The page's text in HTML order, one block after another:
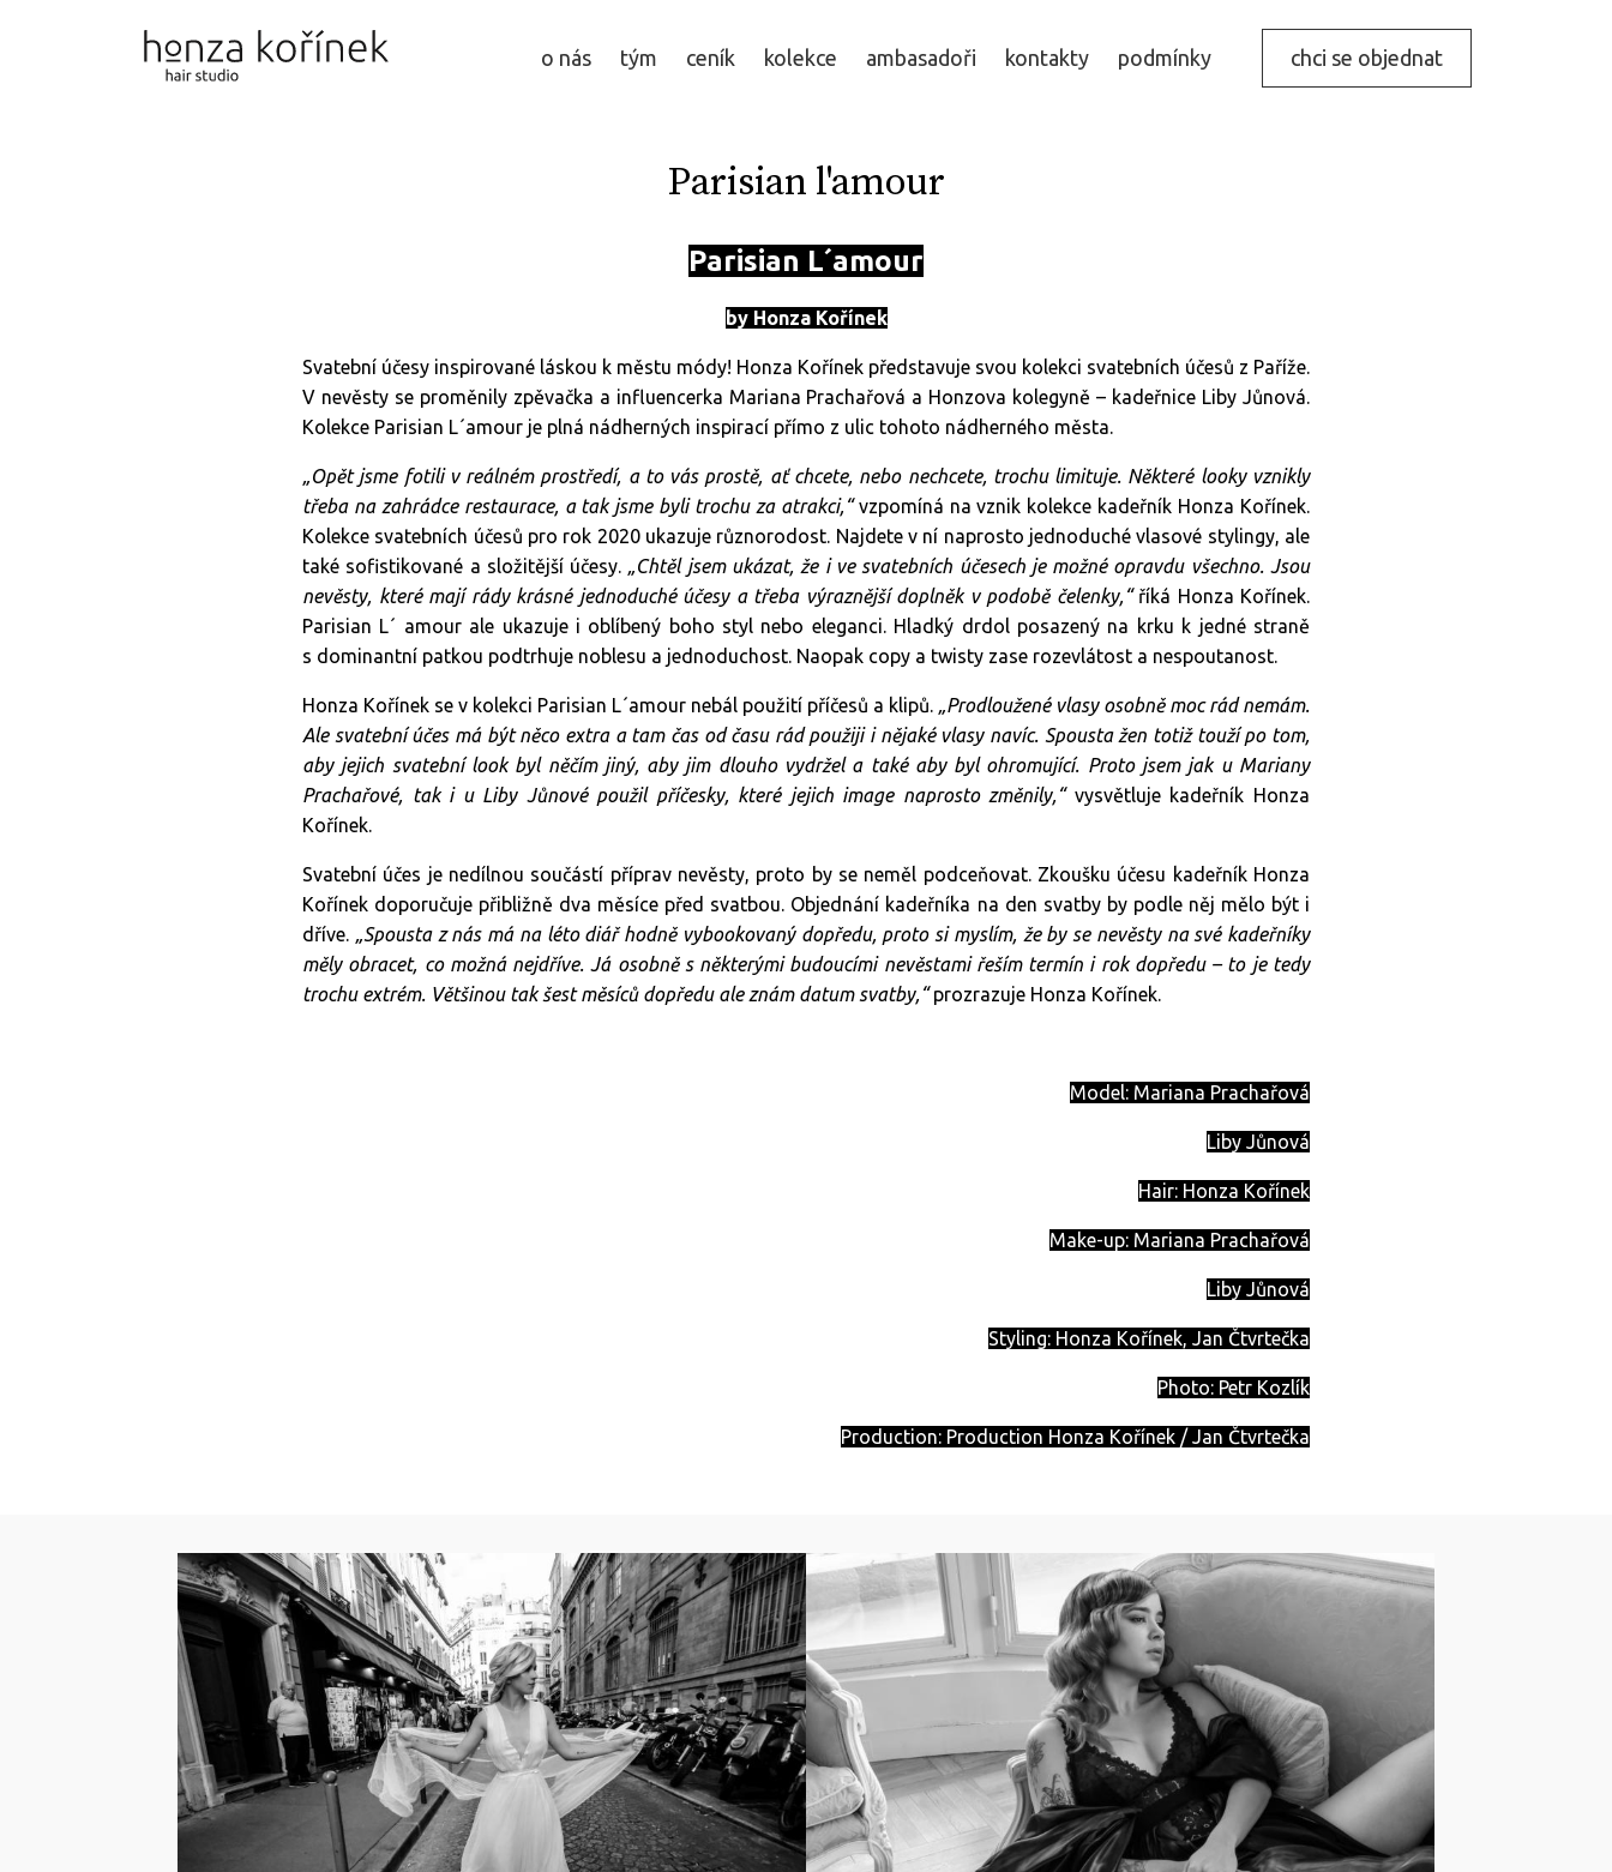
o nás tým ceník kolekce ambasadoři kontakty podmínky chci se objednat
Parisian l'amour
Parisian L´amour
by Honza Kořínek
Svatební účesy inspirované láskou k městu módy! Honza Kořínek představuje svou kolekci svatebních účesů z Paříže.
V nevěsty se proměnily zpěvačka a influencerka Mariana Prachařová a Honzova kolegyně – kadeřnice Liby Jůnová.
Kolekce Parisian L´amour je plná nádherných inspirací přímo z ulic tohoto nádherného města.
„Opět jsme fotili v reálném prostředí, a to vás prostě, ať chcete, nebo nechcete, trochu limituje. Některé looky vznikly
třeba na zahrádce restaurace, a tak jsme byli trochu za atrakci,“vzpomíná na vznik kolekce kadeřník Honza Kořínek.
Kolekce svatebních účesů pro rok 2020 ukazuje různorodost. Najdete v ní naprosto jednoduché vlasové stylingy, ale
také sofistikované a složitější účesy. „Chtěl jsem ukázat, že i ve svatebních účesech je možné opravdu všechno. Jsou
nevěsty, které mají rády krásné jednoduché účesy a třeba výraznější doplněk v podobě čelenky,“říká Honza Kořínek.
Parisian L´ amour ale ukazuje i oblíbený boho styl nebo eleganci. Hladký drdol posazený na krku k jedné straně
s dominantní patkou podtrhuje noblesu a jednoduchost. Naopak copy a twisty zase rozevlátost a nespoutanost.
Honza Kořínek se v kolekci Parisian L´amour nebál použití příčesů a klipů. „Prodloužené vlasy osobně moc rád nemám.
Ale svatební účes má být něco extra a tam čas od času rád použiji i nějaké vlasy navíc. Spousta žen totiž touží po tom,
aby jejich svatební look byl něčím jiný, aby jim dlouho vydržel a také aby byl ohromující. Proto jsem jak u Mariany
Prachařové, tak i u Liby Jůnové použil příčesky, které jejich image naprosto změnily,“vysvětluje kadeřník Honza
Kořínek.
Svatební účes je nedílnou součástí příprav nevěsty, proto by se neměl podceňovat. Zkoušku účesu kadeřník Honza
Kořínek doporučuje přibližně dva měsíce před svatbou. Objednání kadeřníka na den svatby by podle něj mělo být i
dříve. „Spousta z nás má na léto diář hodně vybookovaný dopředu, proto si myslím, že by se nevěsty na své kadeřníky
měly obracet, co možná nejdříve. Já osobně s některými budoucími nevěstami řeším termín i rok dopředu – to je tedy
trochu extrém. Většinou tak šest měsíců dopředu ale znám datum svatby,“prozrazuje Honza Kořínek.
Model: Mariana Prachařová
Liby Jůnová
Hair: Honza Kořínek
Make-up: Mariana Prachařová
Liby Jůnová
Styling: Honza Kořínek, Jan Čtvrtečka
Photo: Petr Kozlík
Production: Production Honza Kořínek / Jan Čtvrtečka